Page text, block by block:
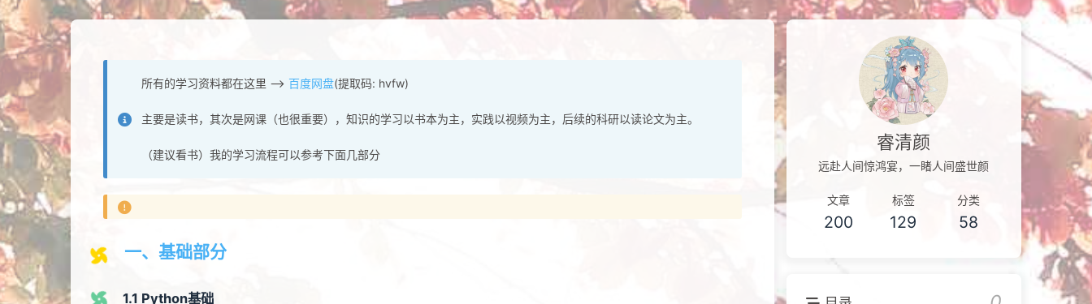
所有的学习资料都在这里 —> 百度网盘(提取码: hvfw)
主要是读书，其次是网课（也很重要），知识的学习以书本为主，实践以视频为主，后续的科研以读论文为主。
（建议看书）我的学习流程可以参考下面几部分
一、基础部分
1.1 Python基础
睿清颜
远赴人间惊鸿宴，一睹人间盛世颜
文章
200
标签
129
分类
58